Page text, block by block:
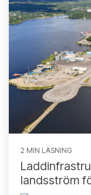
2 MIN LÄSNING
landsström